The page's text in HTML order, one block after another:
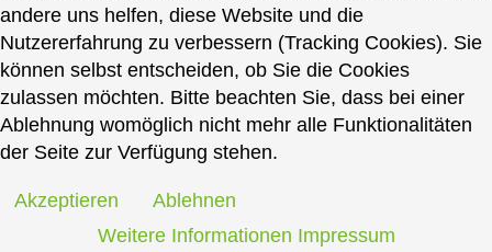
andere uns helfen, diese Website und die
Nutzererfahrung zu verbessern (Tracking Cookies). Sie
können selbst entscheiden, ob Sie die Cookies
zulassen möchten. Bitte beachten Sie, dass bei einer
Ablehnung womöglich nicht mehr alle Funktionalitäten
der Seite zur Verfügung stehen.
Akzeptieren
Ablehnen
Weitere Informationen Impressum